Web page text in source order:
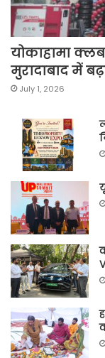
योकाहामा
मुरादाबाद में
July 1, 2026